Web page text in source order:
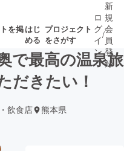
を掲はじ
める
プロジェクト
をさがす
募集終了が近いプ
ロジェクト
ロ
グ
イ
ン
/
新
規
会
員
登
録
で最高の温泉旅
だきたい！
飲食店 熊本県